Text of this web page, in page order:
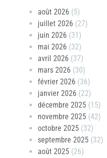
août 2026 (5)
juillet 2026 (27)
juin 2026 (31)
mai 2026 (32)
avril 2026 (37)
mars 2026 (30)
février 2026 (36)
janvier 2026 (22)
décembre 2025(15)
novembre 2025(42)
octobre 2025(32)
septembre 2025(32)
août 2025(26)